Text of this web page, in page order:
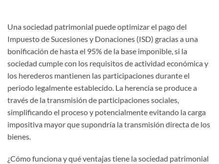
Una sociedad patrimonial puede optimizar el pago del
Impuesto de Sucesiones y Donaciones (ISD) gracias a una
bonificación de hasta el 95% de la base imponible, si la
sociedad cumple con los requisitos de actividad económica y
los herederos mantienen las participaciones durante el
periodo legalmente establecido. La herencia se produce a
través de la transmisión de participaciones sociales,
simplificando el proceso y potencialmente evitando la carga
impositiva mayor que supondría la transmisión directa de los
bienes.
¿Cómo funciona y qué ventajas tiene la sociedad patrimonial